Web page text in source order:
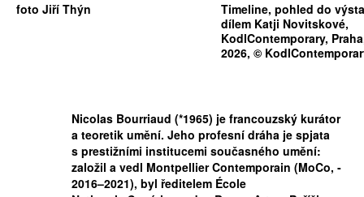
foto Jiří Thýn
Timeline, pohled do
dílem Katji Novitskové,
KodlContemporary,
2026, ©
Nicolas Bourriaud (*1965) je francouzský kurátor
a teoretik umění. Jeho profesní dráha je spjata
s prestižními institucemi současného umění:
založil a vedl Montpellier Contemporain (MoCo, ­
2016–­2021), byl ředitelem École